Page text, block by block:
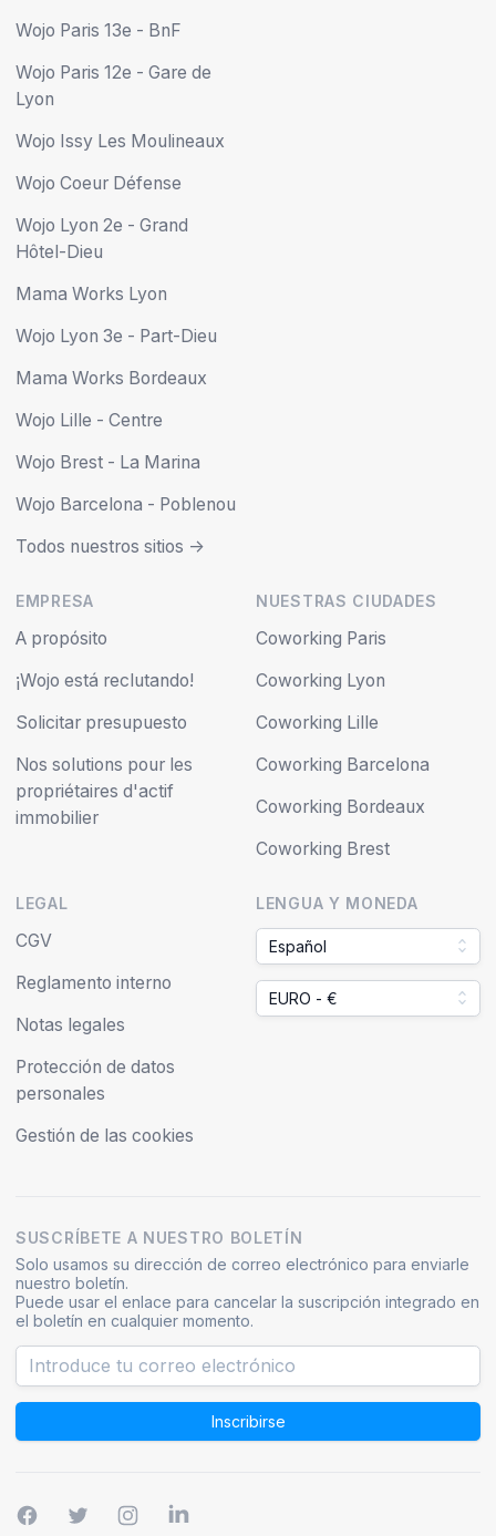
Wojo Paris 13e - BnF
Wojo Paris 12e - Gare de
Lyon
Wojo Issy Les Moulineaux
Wojo Coeur Défense
Wojo Lyon 2e - Grand
Hôtel-Dieu
Mama Works Lyon
Wojo Lyon 3e - Part-Dieu
Mama Works Bordeaux
Wojo Lille - Centre
Wojo Brest - La Marina
Wojo Barcelona - Poblenou
Todos nuestros sitios ->
EMPRESA
A propósito
¡Wojo está reclutando!
Solicitar presupuesto
Nos solutions pour les
propriétaires d'actif
immobilier
NUESTRAS CIUDADES
Coworking Paris
Coworking Lyon
Coworking Lille
Coworking Barcelona
Coworking Bordeaux
Coworking Brest
LEGAL
CGV
Reglamento interno
Notas legales
Protección de datos
personales
Gestión de las cookies
LENGUA Y MONEDA
Español
EURO - €
SUSCRÍBETE A NUESTRO BOLETÍN
Solo usamos su dirección de correo electrónico para enviarle
nuestro boletín.
Puede usar el enlace para cancelar la suscripción integrado en
el boletín en cualquier momento.
Inscribirse